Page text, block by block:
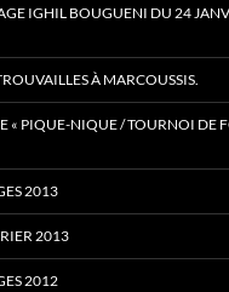
IGHIL BOUGUENI DU 24
À MARCOUSSIS.
« PIQUE-NIQUE / TOURNOI DE
2013
2013
2012